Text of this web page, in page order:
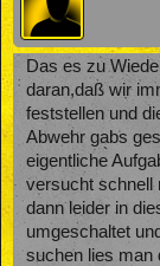
Das es zu
daran,daß wir
feststellen und
Abwehr gabs
eigentliche
versucht schnell
dann leider in
umgeschaltet
suchen lies man